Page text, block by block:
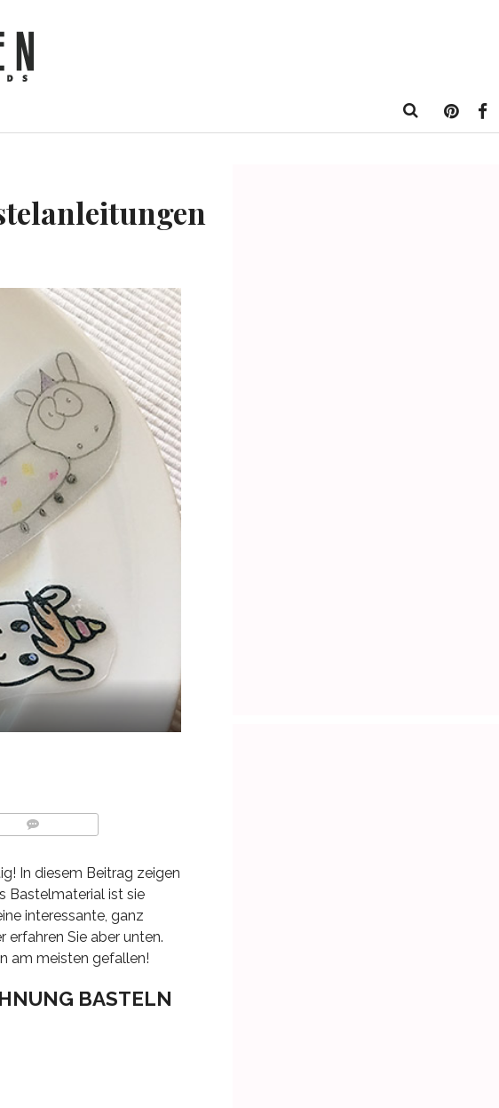
In diesem Beitrag zeigen
Bastelmaterial ist sie
interessante, ganz
Sie aber unten.
am meisten gefallen!
BASTELN